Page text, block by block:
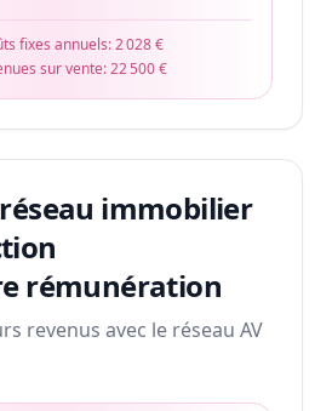
fixes annuels:2 028 €
sur vente:22 500 €
immobilier
rémunération
revenus avec le réseau AV